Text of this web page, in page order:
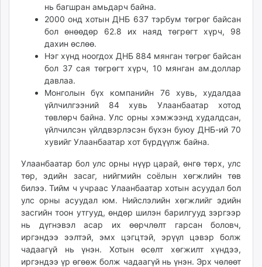
нь багшран амьдарч байна.
2000 онд хотын ДНБ 637 тэрбум төгрөг байсан
бол өнөөдөр 62.8 их наяд төгрөгт хүрч, 98
дахин өслөө.
Нэг хүнд ноогдох ДНБ 884 мянган төгрөг байсан
бол 37 сая төгрөгт хүрч, 10 мянган ам.доллар
давлаа.
Монголын бүх компанийн 76 хувь, худалдаа
үйлчилгээний 84 хувь Улаанбаатар хотод
төвлөрч байна. Улс орны хэмжээнд худалдсан,
үйлчилсэн үйлдвэрлэсэн бүхэн буюу ДНБ-ий 70
хувийг Улаанбаатар хот бүрдүүлж байна.
Улаанбаатар бол улс орны нүүр царай, өнгө төрх, улс
төр, эдийн засаг, нийгмийн соёлын хөгжлийн төв
билээ. Тийм ч учраас Улаанбаатар хотын асуудал бол
улс орны асуудал юм. Нийслэлийн хөгжлийг эдийн
засгийн тоон утгууд, өндөр шилэн барилгууд зэргээр
нь дүгнэвэл асар их өөрчлөлт гарсан боловч,
иргэндээ ээлтэй, эмх цэгцтэй, эрүүл цэвэр болж
чадаагүй нь үнэн. Хотын өсөлт хөгжилт хүндээ,
иргэндээ үр өгөөж болж чадаагүй нь үнэн. Эрх чөлөөт